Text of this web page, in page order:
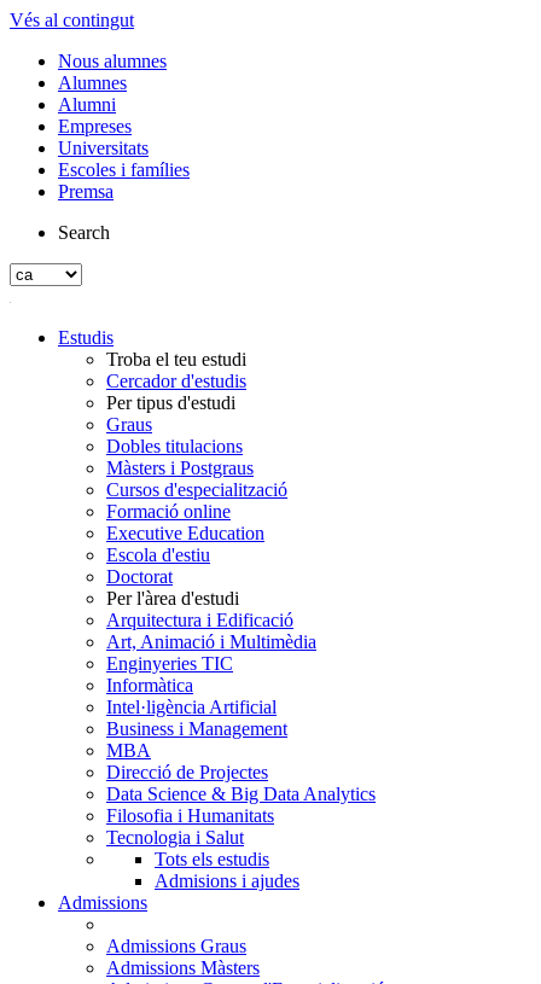
Vés al contingut
Nous alumnes
Alumnes
Alumni
Empreses
Universitats
Escoles i famílies
Premsa
Search
Estudis
Troba el teu estudi
Cercador d'estudis
Per tipus d'estudi
Graus
Dobles titulacions
Màsters i Postgraus
Cursos d'especialització
Formació online
Executive Education
Escola d'estiu
Doctorat
Per l'àrea d'estudi
Arquitectura i Edificació
Art, Animació i Multimèdia
Enginyeries TIC
Informàtica
Intel·ligència Artificial
Business i Management
MBA
Direcció de Projectes
Data Science & Big Data Analytics
Filosofia i Humanitats
Tecnologia i Salut
Tots els estudis
Admisions i ajudes
Admissions
Admissions Graus
Admissions Màsters